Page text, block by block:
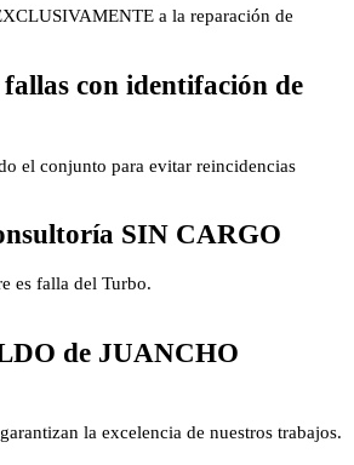
a la reparación de
con identifación de
el conjunto para evitar reincidencias
SIN CARGO
es falla del Turbo.
de JUANCHO
la excelencia de nuestros trabajos.